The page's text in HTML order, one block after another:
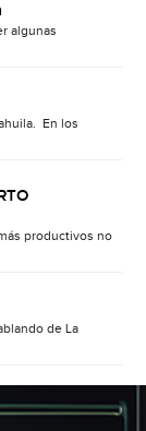
algunas
En los
productivos no
de La